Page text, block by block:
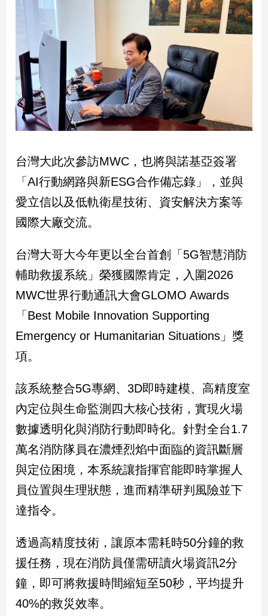
星
生
活
建
築/
室
內
計
旅
美
食
座/
命
理
消
費
康/
子/
情
藝
術
／
創
／
電
影
推
薦
技/
遊
戲
運
動
台灣大此次參訪MWC，也將與諾基亞簽署
「AI行動網路與新ESG合作備忘錄」，並與
愛立信以及低軌衛星技術、資安解決方案等
國際大廠交流。
台灣大哥大今年更以全台首創「5G智慧消防
輔助救援系統」榮獲國際肯定，入圍2026
MWC世界行動通訊大會GLOMO Awards
「Best Mobile Innovation Supporting
Emergency or Humanitarian Situations」獎
項。
該系統整合5G專網、3D即時建模、高精度室
內定位與生命監測四大核心技術，實現火場
數據透明化與消防行動即時化。針對全台1.7
萬名消防隊員在濃煙烈焰中面臨的資訊斷層
與定位困境，本系統讓指揮官能即時掌握人
員位置與生理狀態，進而精準研判風險並下
達指令。
透過高精度技術，讓原本需耗時50分鐘的救
援任務，現在消防員僅需研讀火場資訊2分
鐘，即可將救援時間縮短至50秒，平均提升
40%的救災效率。